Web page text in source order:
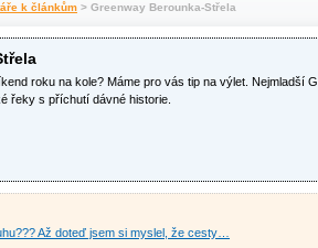
k článkům > Greenway Berounka-Střela
roku na kole? Máme pro vás tip na výlet. Nejmladší
řeky s příchutí dávné historie.
Až doteď jsem si myslel, že cesty…